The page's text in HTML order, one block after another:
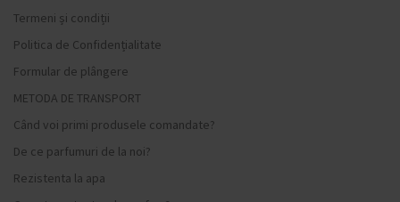
Termeni și condiții
Politica de Confidențialitate
Formular de plângere
METODA DE TRANSPORT
Când voi primi produsele comandate?
De ce parfumuri de la noi?
Rezistenta la apa